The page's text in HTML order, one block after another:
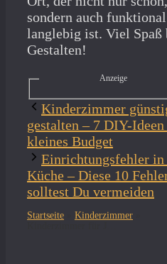
sondern auch
langlebig ist. Viel Spaß
Gestalten!
Anzeige
Kinderzimmer
gestalten – 7 DIY-
kleines Budget
Einrichtungsfehler in
Küche – Diese 10
solltest Du vermeiden
Startseite Kinderzimmer